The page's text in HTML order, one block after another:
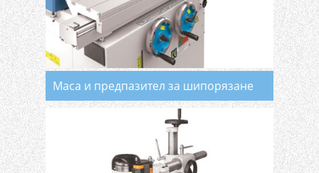
Маса и предпазител за шипорязане